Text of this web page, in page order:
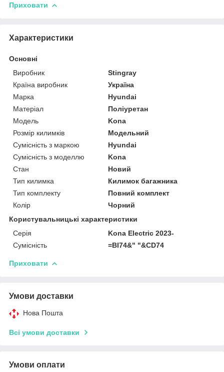
Приховати
Характеристики
Основні
Виробник
Stingray
Країна виробник
Україна
Марка
Hyundai
Матеріал
Поліуретан
Модель
Kona
Розмір килимків
Модельний
Сумісність з маркою
Hyundai
Сумісність з моделлю
Kona
Стан
Новий
Тип килимка
Килимок багажника
Тип комплекту
Повний комплект
Колір
Чорний
Користувальницькі характеристики
Серія
Kona Electric 2023-
Сумісність
=BI74&" "&CD74
Приховати
Умови доставки
Нова Пошта
Всі умови доставки
Умови оплати